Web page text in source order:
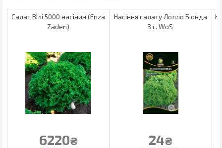
Салат Вілі 5000 насінин (Enza
Zaden)
6220₴
Насіння салату Лолло Біонда
3 г. WoS
24₴